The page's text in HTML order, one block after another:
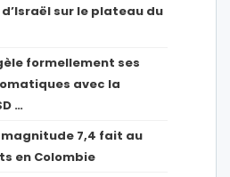
sur le plateau du
formellement ses
avec la
…
magnitude 7,4 fait au
en Colombie